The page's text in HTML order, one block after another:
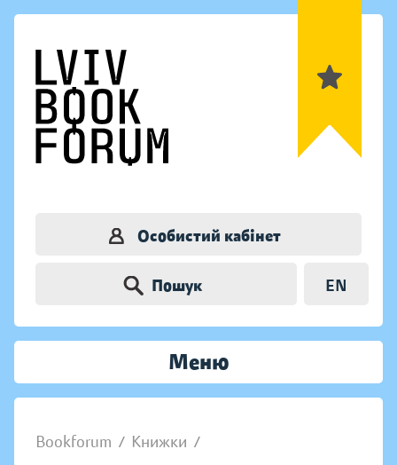
Особистий кабінет
Пошук EN
Меню
Bookforum / Книжки /